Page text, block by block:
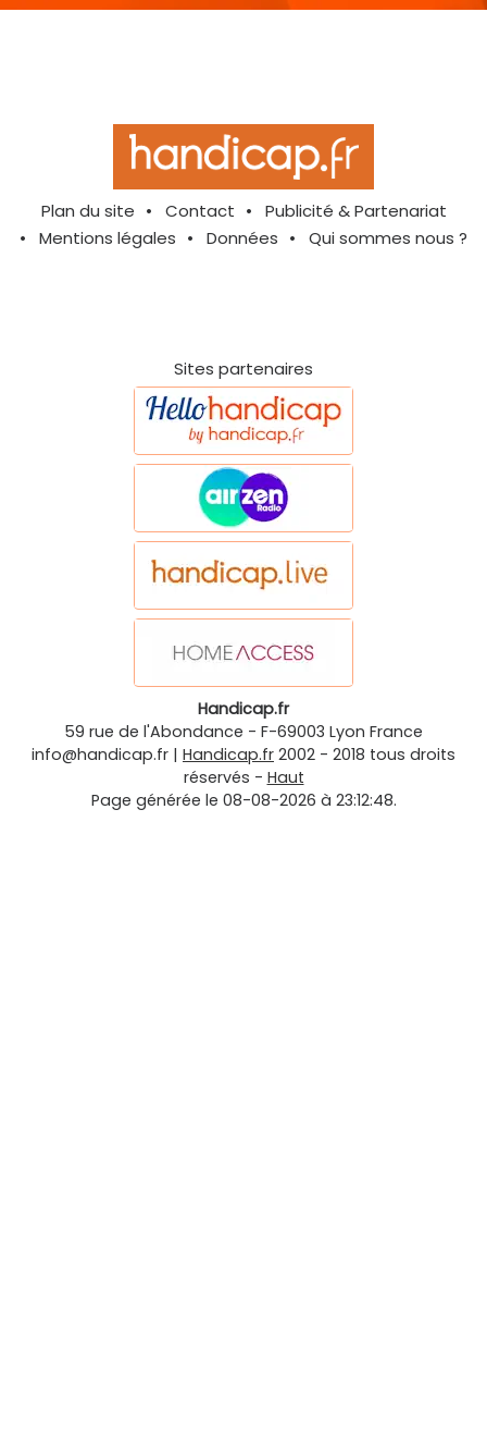
Plan du site Contact
Publicité & Partenariat
Mentions légales
Données Qui sommes nous ?
Sites partenaires
Handicap.fr
59 rue de l'Abondance - F-69003 Lyon France
info@handicap.fr | Handicap.fr 2002 - 2018 tous droits
réservés - Haut
Page générée le 08-08-2026 à 23:12:48.